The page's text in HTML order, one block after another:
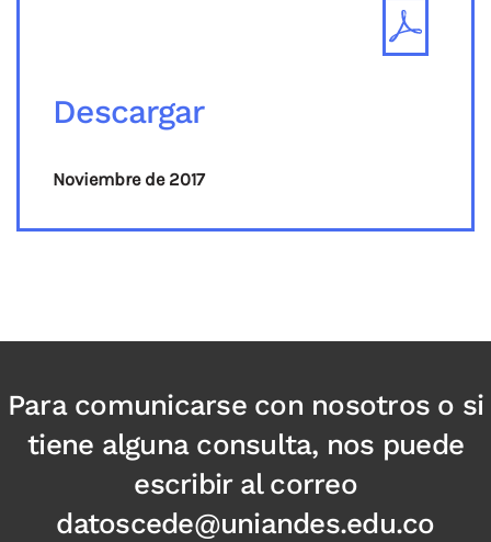
Descargar
Noviembre de 2017
Para comunicarse con nosotros o si
tiene alguna consulta, nos puede
escribir al correo
datoscede@uniandes.edu.co